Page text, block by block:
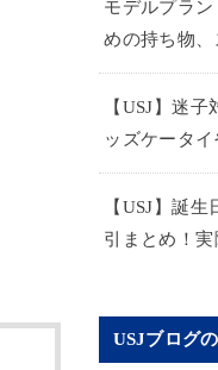
モデルプラ
めの持ち物
【USJ】迷
ッズケータ
【USJ】誕
引まとめ！
USJブログ